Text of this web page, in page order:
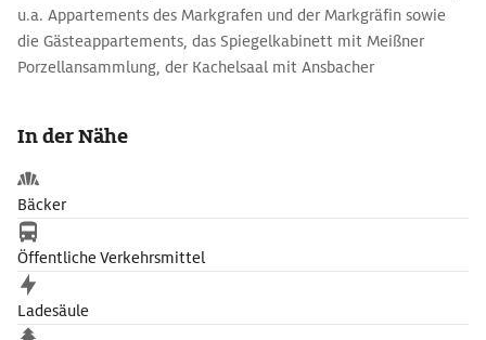
u.a. Appartements des Markgrafen und der Markgräfin sowie
die Gästeappartements, das Spiegelkabinett mit Meißner
Porzellansammlung, der Kachelsaal mit Ansbacher
welches den Markgrafen Carl Wilhelm Friedrich verherrlicht.
Die Gemäldegalerie zeigt Werke des Rokokos und aus der
markgräflichen Sammlung.
In der Nähe
Bäcker
Öffentliche Verkehrsmittel
Ladesäule